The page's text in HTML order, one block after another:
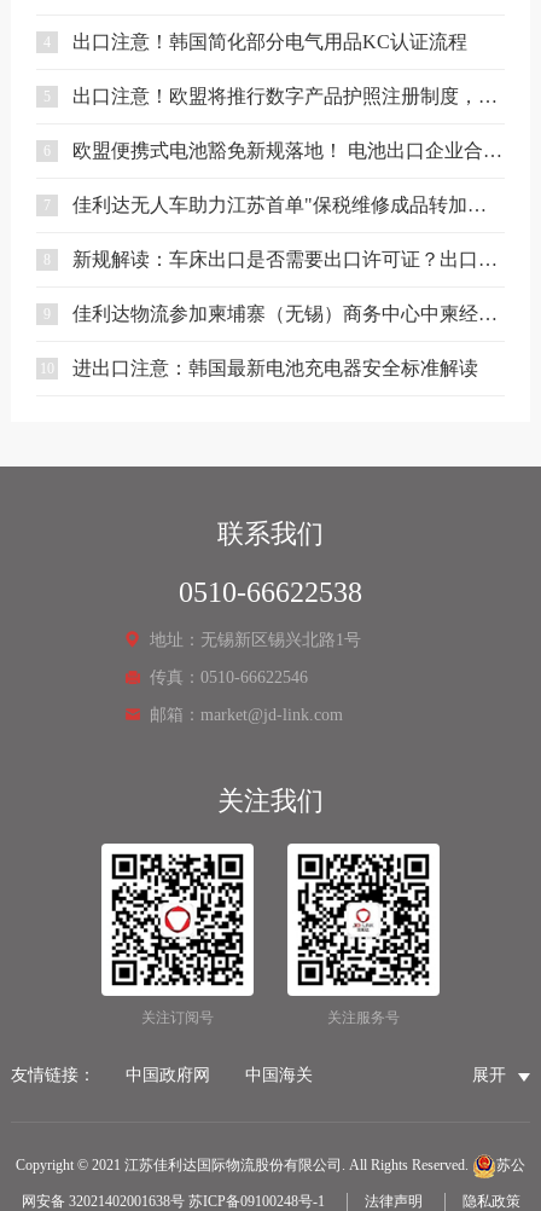
4 出口注意！韩国简化部分电气用品KC认证流程
5 出口注意！欧盟将推行数字产品护照注册制度，合规门槛进一步提升！
6 欧盟便携式电池豁免新规落地！ 电池出口企业合规要点解读
7 佳利达无人车助力江苏首单"保税维修成品转加工再出口"业务落地
8 新规解读：车床出口是否需要出口许可证？出口合规注意事项
9 佳利达物流参加柬埔寨（无锡）商务中心中柬经贸合作专题座谈会
10 进出口注意：韩国最新电池充电器安全标准解读
联系我们
0510-66622538
地址：无锡新区锡兴北路1号
传真：0510-66622546
邮箱：market@jd-link.com
关注我们
关注订阅号 关注服务号
友情链接： 展开
中国政府网
中国海关
无锡海运代理
无锡仓储服务公司
无锡航空货运
医疗器械第三方仓储
Copyright © 2021 江苏佳利达国际物流股份有限公司. All Rights Reserved. 苏公
网安备 32021402001638号 苏ICP备09100248号-1 法律声明 隐私政策